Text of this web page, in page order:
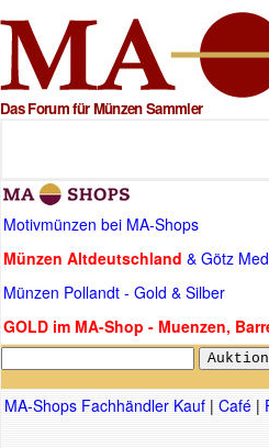
Das Forum für Münzen Sammler
Motivmünzen bei MA-Shops
Münzen Altdeutschland & Götz
Münzen Pollandt - Gold & Silber
GOLD im MA-Shop - Muenzen,
MA-Shops Fachhändler Kauf | Café |